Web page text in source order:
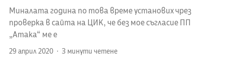
Миналата година по това време установих чрез
проверка в сайта на ЦИК, че без мое съгласие ПП
„Атака“ ме е
29 април 2020 3 минути четене